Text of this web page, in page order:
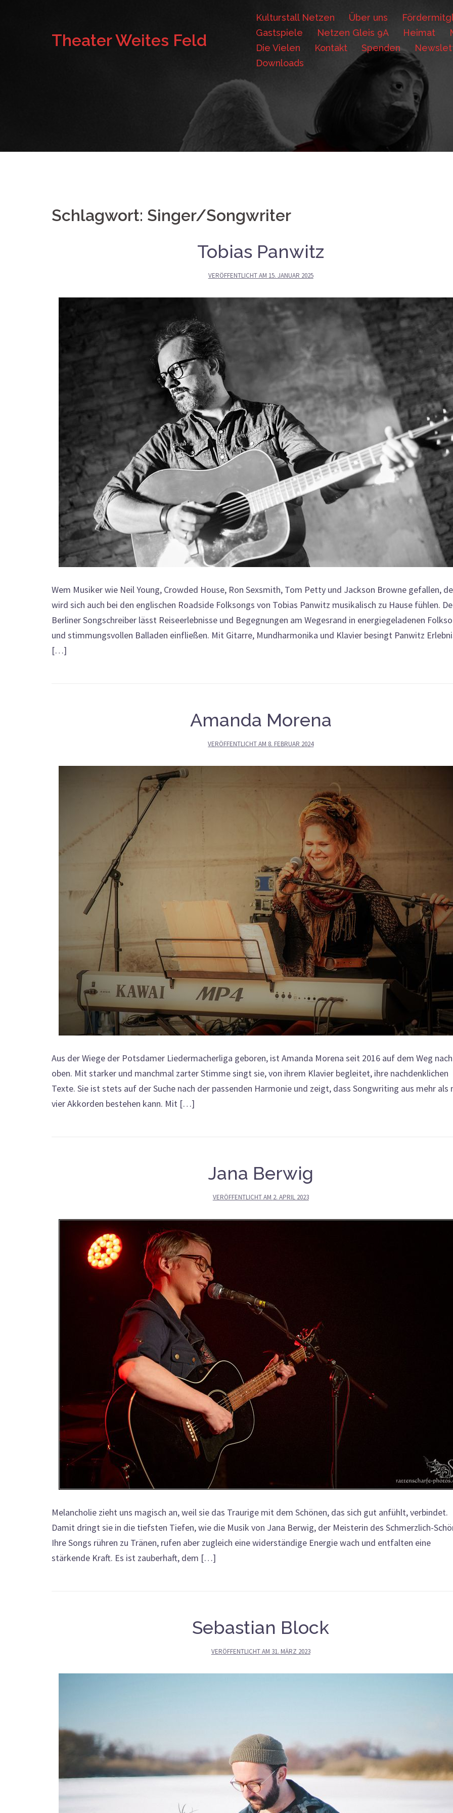
Theater Weites Feld
Kulturstall Netzen Über uns
Gastspiele
Netzen Gleis 9A Heimat
Die Vielen
Kontakt Spenden
Downloads
Schlagwort: Singer/Songwriter
Tobias Panwitz
VERÖFFENTLICHT AM 15. JANUAR 2025
Wem Musiker wie Neil Young, Crowded House, Ron Sexsmith, Tom Petty und Jackson Browne gefallen,
wird sich auch bei den englischen Roadside Folksongs von Tobias Panwitz musikalisch zu Hause fühlen.
Berliner Songschreiber lässt Reiseerlebnisse und Begegnungen am Wegesrand in energiegeladenen
und stimmungsvollen Balladen einfließen. Mit Gitarre, Mundharmonika und Klavier besingt Panwitz
[…]
Amanda Morena
VERÖFFENTLICHT AM 8. FEBRUAR 2024
Aus der Wiege der Potsdamer Liedermacherliga geboren, ist Amanda Morena seit 2016 auf dem Weg nach
oben. Mit starker und manchmal zarter Stimme singt sie, von ihrem Klavier begleitet, ihre nachdenklichen
Texte. Sie ist stets auf der Suche nach der passenden Harmonie und zeigt, dass Songwriting aus mehr als
vier Akkorden bestehen kann. Mit […]
Jana Berwig
VERÖFFENTLICHT AM 2. APRIL 2023
Melancholie zieht uns magisch an, weil sie das Traurige mit dem Schönen, das sich gut anfühlt, verbindet.
Damit dringt sie in die tiefsten Tiefen, wie die Musik von Jana Berwig, der Meisterin des Schmerzlich-
Ihre Songs rühren zu Tränen, rufen aber zugleich eine widerständige Energie wach und entfalten eine
stärkende Kraft. Es ist zauberhaft, dem […]
Sebastian Block
VERÖFFENTLICHT AM 31. MÄRZ 2023